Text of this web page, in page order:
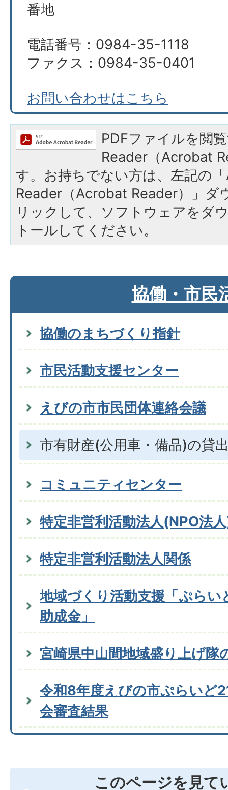
番地
電話番号：0984-35-1118
ファクス：0984-35-0401
お問い合わせはこちら
PDFファイルを閲
Reader（Acrobat
す。お持ちでない方は、左記の
Reader（Acrobat Reader）」ダ
リックして、ソフトウェアをダ
トールしてください。
協働・市民
協働のまちづくり指針
市民活動支援センター
えびの市市民団体連絡会議
市有財産(公用車・備品)の貸
コミュニティセンター
特定非営利活動法人(NPO法
特定非営利活動法人関係
地域づくり活動支援「ぷらい
助成金」
宮崎県中山間地域盛り上げ隊
令和8年度えびの市ぷらいど
会審査結果
このページを見て